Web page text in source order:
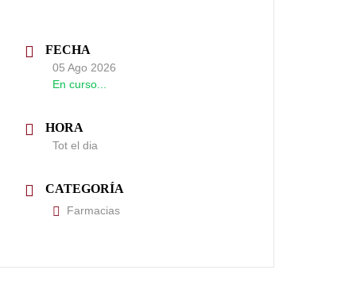
FECHA
05 Ago 2026
En curso...
HORA
Tot el dia
CATEGORÍA
Farmacias